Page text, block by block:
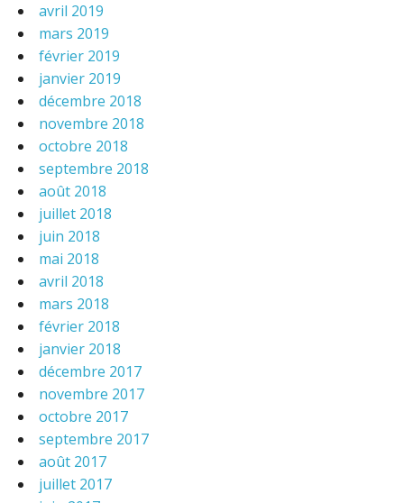
avril 2019
mars 2019
février 2019
janvier 2019
décembre 2018
novembre 2018
octobre 2018
septembre 2018
août 2018
juillet 2018
juin 2018
mai 2018
avril 2018
mars 2018
février 2018
janvier 2018
décembre 2017
novembre 2017
octobre 2017
septembre 2017
août 2017
juillet 2017